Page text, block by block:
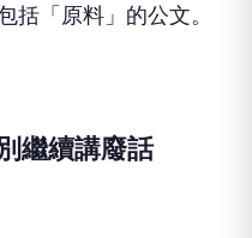
括「原料」的公文。
繼續講廢話